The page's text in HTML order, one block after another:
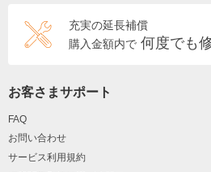
充実の延長補償
購入金額内で 何度でも
お客さまサポート
FAQ
お問い合わせ
サービス利用規約